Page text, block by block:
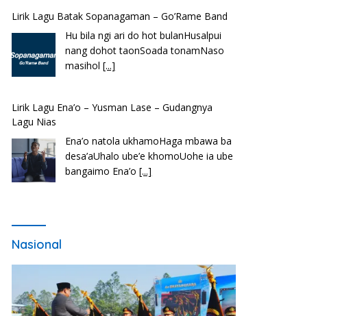
Lirik Lagu Batak Sopanagaman – Go’Rame Band
Hu bila ngi ari do hot bulanHusalpui
nang dohot taonSoada tonamNaso
masihol[...]
Lirik Lagu Ena’o – Yusman Lase – Gudangnya
Lagu Nias
Ena’o natola ukhamoHaga mbawa ba
desa’aUhalo ube’e khomoUohe ia ube
bangaimo Ena’o[...]
Nasional